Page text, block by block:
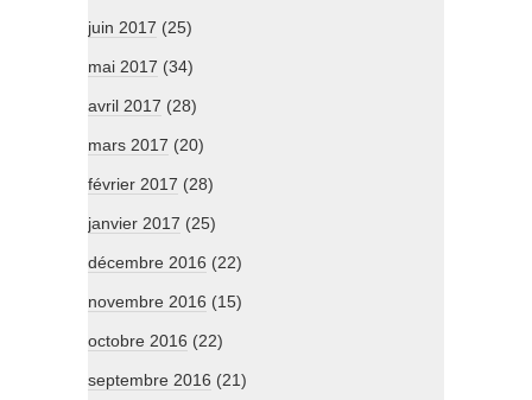
juin 2017 (25)
mai 2017 (34)
avril 2017 (28)
mars 2017 (20)
février 2017 (28)
janvier 2017 (25)
décembre 2016 (22)
novembre 2016 (15)
octobre 2016 (22)
septembre 2016 (21)